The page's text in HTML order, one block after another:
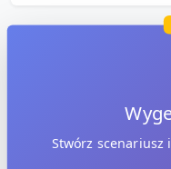
Stwórz scenariusz